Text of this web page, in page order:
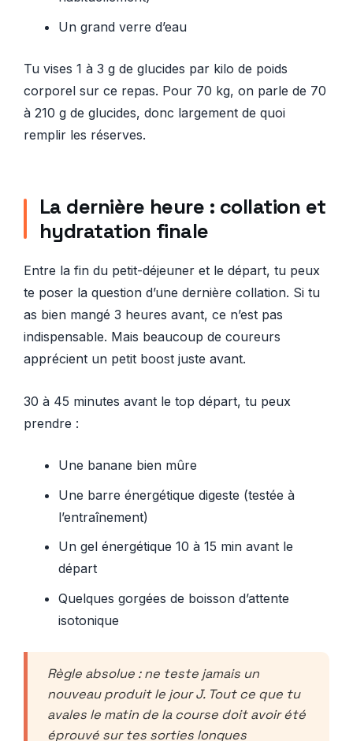
Un grand verre d’eau
Tu vises 1 à 3 g de glucides par kilo de poids
corporel sur ce repas. Pour 70 kg, on parle de 70
à 210 g de glucides, donc largement de quoi
remplir les réserves.
La dernière heure : collation et
hydratation finale
Entre la fin du petit-déjeuner et le départ, tu peux
te poser la question d’une dernière collation. Si tu
as bien mangé 3 heures avant, ce n’est pas
indispensable. Mais beaucoup de coureurs
apprécient un petit boost juste avant.
30 à 45 minutes avant le top départ, tu peux
prendre :
Une banane bien mûre
Une barre énergétique digeste (testée à
l’entraînement)
Un gel énergétique 10 à 15 min avant le
départ
Quelques gorgées de boisson d’attente
isotonique
Règle absolue : ne teste jamais un
nouveau produit le jour J. Tout ce que tu
avales le matin de la course doit avoir été
éprouvé sur tes sorties longues